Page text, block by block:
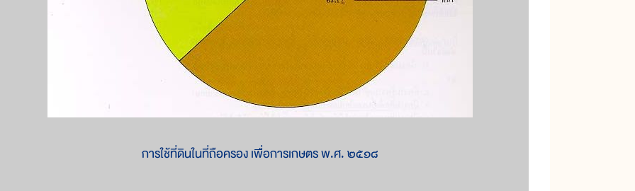
การใช้ที่ดินในที่ถือครอง เพื่อการเกษตร พ.ศ. ๒๕๑๘